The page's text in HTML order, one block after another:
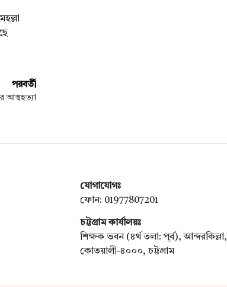
পরবর্তী
আত্মহত্যা
যোগাযোগঃ
ফোন: 01977807201
চট্টগ্রাম কার্যালয়ঃ
শিক্ষক ভবন (৪র্থ তলা: পূর্ব), আন্দরকিল্লা,
কোতয়ালী-৪০০০, চট্টগ্রাম